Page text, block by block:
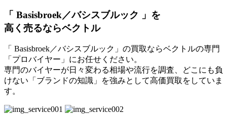
「 Basisbroek／バシスブルック 」を
高く売るならベクトル
「 Basisbroek／バシスブルック」の買取ならベクトルの専門
「プロバイヤー」にお任せください。
専門のバイヤーが日々変わる相場や流行を調査、どこにも負
けない「ブランドの知識」を強みとして高価買取をしていま
す。